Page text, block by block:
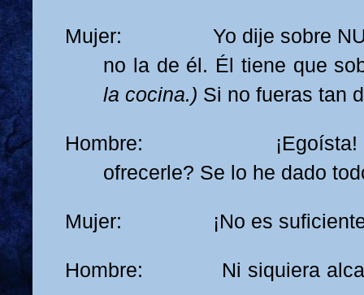
Mujer: Yo dije sobre
no la de él. Él tiene que
la cocina.) Si no fueras tan
Hombre: ¡Egoísta!
ofrecerle? Se lo he dado
Mujer: ¡No es
Hombre: Ni siquiera